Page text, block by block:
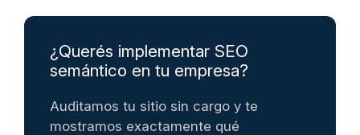
¿Querés implementar SEO
semántico en tu empresa?
Auditamos tu sitio sin cargo y te
mostramos exactamente qué